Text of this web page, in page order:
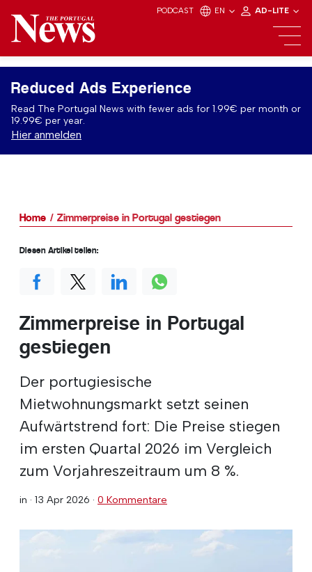
PODCAST EN AD-LITE
Reduced Ads Experience
Read The Portugal News with fewer ads for 1.99€ per month or
19.99€ per year.
Hier anmelden
Home Zimmerpreise in Portugal gestiegen
Zimmerpreise in Portugal
gestiegen
Der portugiesische
Mietwohnungsmarkt setzt seinen
Aufwärtstrend fort: Die Preise stiegen
im ersten Quartal 2026 im Vergleich
zum Vorjahreszeitraum um 8 %.
in · 13 Apr 2026 · 0 Kommentare
Diesen Artikel teilen: